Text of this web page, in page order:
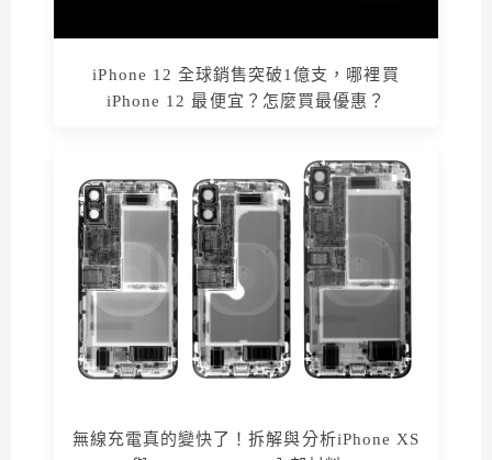
iPhone 12 全球銷售突破1億支，哪裡買
iPhone 12 最便宜？怎麼買最優惠？
無線充電真的變快了！拆解與分析iPhone XS